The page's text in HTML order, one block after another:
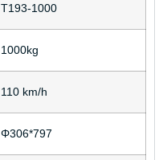
T193-1000
1000kg
110 km/h
Φ306*797